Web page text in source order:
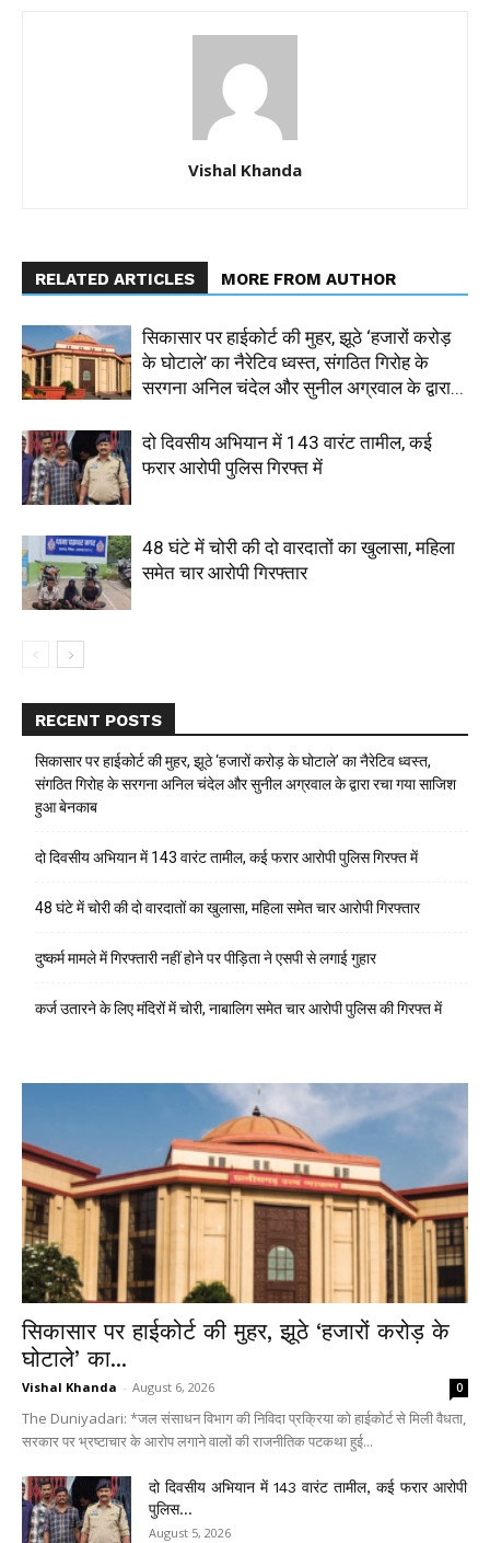
Vishal Khanda
RELATED ARTICLES MORE FROM AUTHOR
सिकासार पर हाईकोर्ट की मुहर, झूठे ‘हजारों करोड़
के घोटाले’ का नैरेटिव ध्वस्त, संगठित गिरोह के
सरगना अनिल चंदेल और सुनील अग्रवाल के द्वारा...
दो दिवसीय अभियान में 143 वारंट तामील, कई
फरार आरोपी पुलिस गिरफ्त में
48 घंटे में चोरी की दो वारदातों का खुलासा, महिला
समेत चार आरोपी गिरफ्तार
RECENT POSTS
सिकासार पर हाईकोर्ट की मुहर, झूठे ‘हजारों करोड़ के घोटाले’ का नैरेटिव ध्वस्त,
संगठित गिरोह के सरगना अनिल चंदेल और सुनील अग्रवाल के द्वारा रचा गया साजिश
हुआ बेनकाब
दो दिवसीय अभियान में 143 वारंट तामील, कई फरार आरोपी पुलिस गिरफ्त में
48 घंटे में चोरी की दो वारदातों का खुलासा, महिला समेत चार आरोपी गिरफ्तार
दुष्कर्म मामले में गिरफ्तारी नहीं होने पर पीड़िता ने एसपी से लगाई गुहार
कर्ज उतारने के लिए मंदिरों में चोरी, नाबालिग समेत चार आरोपी पुलिस की गिरफ्त में
सिकासार पर हाईकोर्ट की मुहर, झूठे ‘हजारों करोड़ के
घोटाले’ का...
Vishal Khanda - August 6, 2026 0
The Duniyadari: *जल संसाधन विभाग की निविदा प्रक्रिया को हाईकोर्ट से मिली वैधता,
सरकार पर भ्रष्टाचार के आरोप लगाने वालों की राजनीतिक पटकथा हुई...
दो दिवसीय अभियान में 143 वारंट तामील, कई फरार आरोपी
पुलिस...
August 5, 2026